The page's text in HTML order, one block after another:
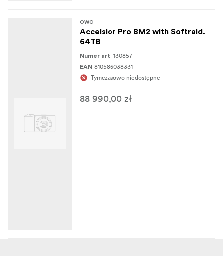
OWC
Accelsior Pro 8M2 with Softraid.
64TB
Numer art. 130857
EAN 810586038331
Tymczasowo niedostępne
88 990,00 zł